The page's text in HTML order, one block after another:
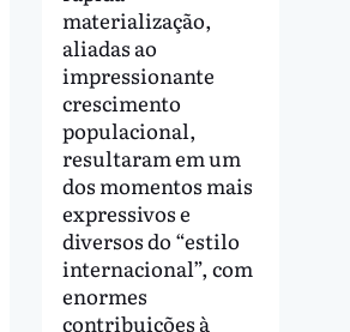
materialização,
aliadas ao
impressionante
crescimento
populacional,
resultaram em um
dos momentos mais
expressivos e
diversos do “estilo
internacional”, com
enormes
contribuições à